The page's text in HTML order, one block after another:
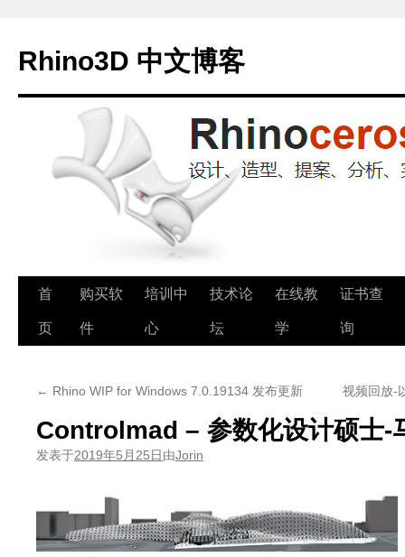
Rhino3D 中文博客
跳
至
首
页
购买软
件
培训中
心
技术论
坛
在线教
学
证书查
询
← Rhino WIP for Windows 7.0.19134 发布更新 视频回放-
Controlmad – 参数化设计硕士-
发表于2019年5月25日由Jorin